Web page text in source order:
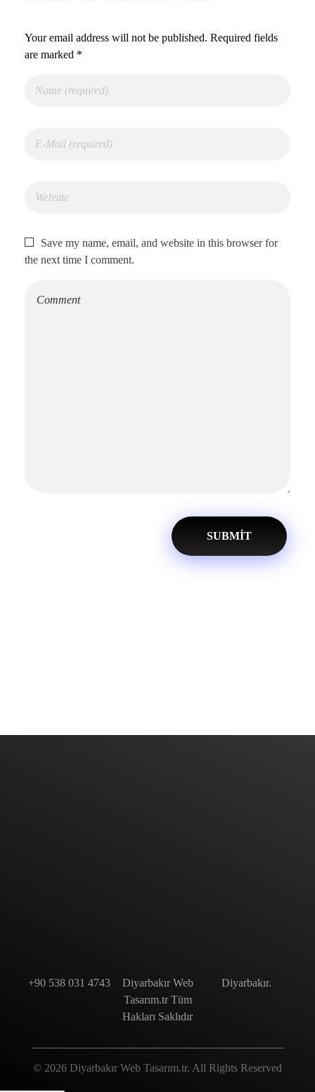
Your email address will not be published. Required fields
are marked *
Save my name, email, and website in this browser for
the next time I comment.
+90 538 031 4743
Diyarbakır Web
Tasarım.tr Tüm
Hakları Saklıdır
Diyarbakır.
© 2026 Diyarbakır Web Tasarım.tr. All Rights Reserved